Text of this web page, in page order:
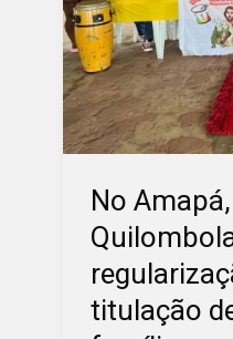
No
titulação
e
titulação
de
terras
de
famílias
de
quilombos